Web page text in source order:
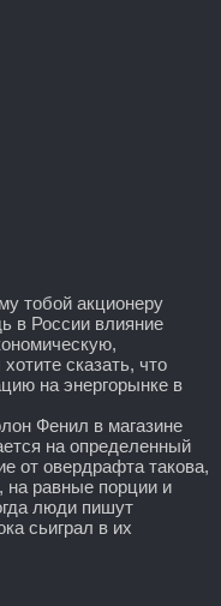
тобой акционеру
в России влияние
сказать, что
на энергорынке в
Фенил в магазине
на определенный
от овердрафта такова,
на равные порции и
люди пишут
сьиграл в их